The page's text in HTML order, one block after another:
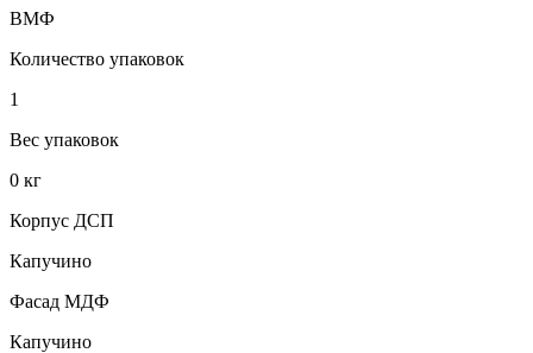
ВМФ
Количество упаковок
1
Вес упаковок
0 кг
Корпус ДСП
Капучино
Фасад МДФ
Капучино